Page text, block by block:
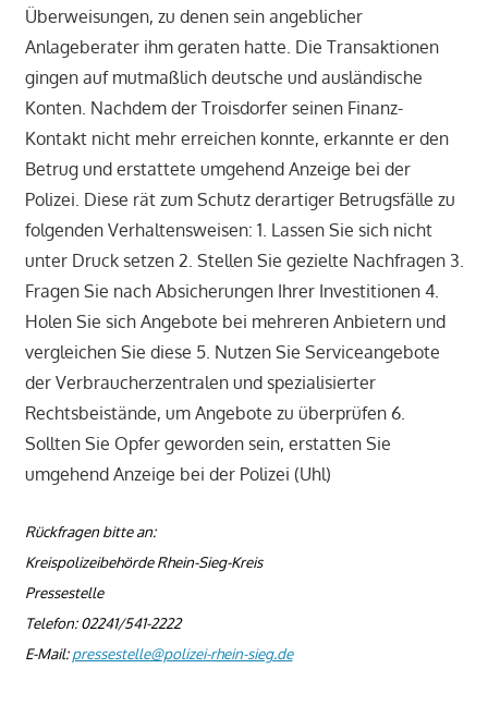
Überweisungen, zu denen sein angeblicher
Anlageberater ihm geraten hatte. Die Transaktionen
gingen auf mutmaßlich deutsche und ausländische
Konten. Nachdem der Troisdorfer seinen Finanz-
Kontakt nicht mehr erreichen konnte, erkannte er den
Betrug und erstattete umgehend Anzeige bei der
Polizei. Diese rät zum Schutz derartiger Betrugsfälle zu
folgenden Verhaltensweisen: 1. Lassen Sie sich nicht
unter Druck setzen 2. Stellen Sie gezielte Nachfragen 3.
Fragen Sie nach Absicherungen Ihrer Investitionen 4.
Holen Sie sich Angebote bei mehreren Anbietern und
vergleichen Sie diese 5. Nutzen Sie Serviceangebote
der Verbraucherzentralen und spezialisierter
Rechtsbeistände, um Angebote zu überprüfen 6.
Sollten Sie Opfer geworden sein, erstatten Sie
umgehend Anzeige bei der Polizei (Uhl)
Rückfragen bitte an:
Kreispolizeibehörde Rhein-Sieg-Kreis
Pressestelle
Telefon: 02241/541-2222
E-Mail:pressestelle@polizei-rhein-sieg.de